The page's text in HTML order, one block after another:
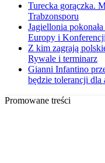
Turecka gorączka.
Trabzonsporu
Jagiellonia
Europy i Konferencji
Z kim zagrają
Rywale i terminarz
Gianni Infantino
będzie tolerancji dla
Promowane treści